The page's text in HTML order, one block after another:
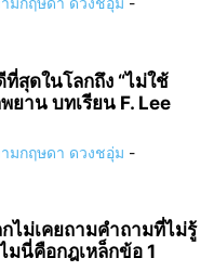
สุดในโลกถึง “ไม่ใช้
ยาน บทเรียน F. Lee
มกฤษดา ดวงชอุ่ม -
ไม่เคยถามคำถามที่ไม่รู้
นี่คือกฎเหล็กข้อ 1